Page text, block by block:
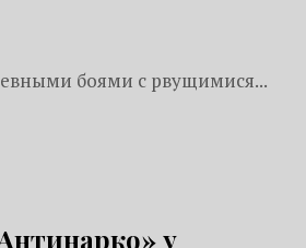
боями с рвущимися...
у